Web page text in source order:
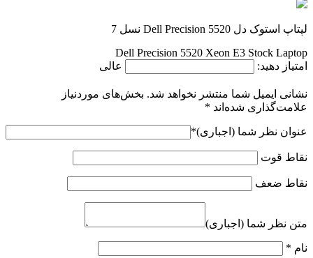
لپتاپ استوک دل Dell Precision 5520 نسل 7
Dell Precision 5520 Xeon E3 Stock Laptop
امتیاز دهید:
عالی
نشانی ایمیل شما منتشر نخواهد شد. بخش‌های موردنیاز
علامت‌گذاری شده‌اند *
عنوان نظر شما (اجباری)*
نقاط قوت
نقاط ضعف
متن نظر شما (اجباری)
نام *